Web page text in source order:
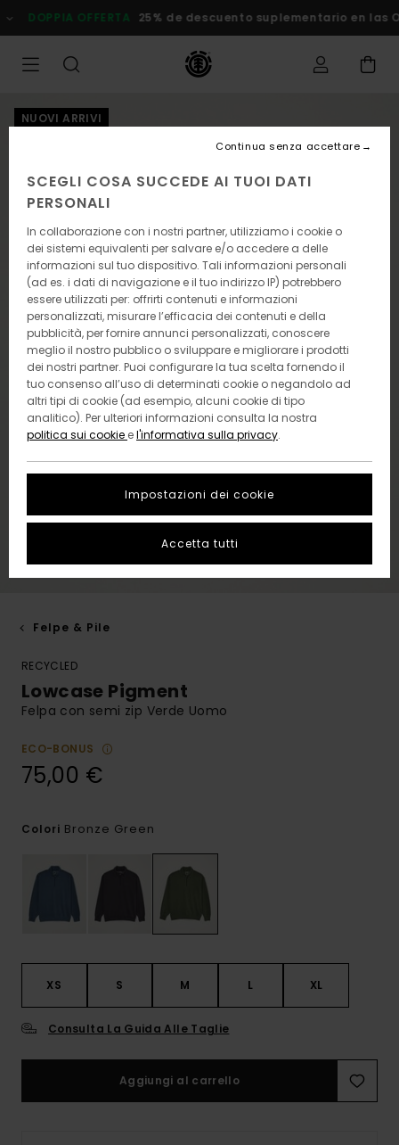
alle
informazioni
prodotto
DOPPIA OFFERTA 25% de descuento suplementario en las
NUOVI ARRIVI
Felpe & Pile
RECYCLED
Lowcase Pigment
Felpa con semi zip Verde Uomo
ECO-BONUS
75,00 €
Colori Bronze Green
XS S M L XL
Consulta La Guida Alle Taglie
Aggiungi al carrello
SCEGLI COSA SUCCEDE AI TUOI DATI
PERSONALI
In collaborazione con i nostri partner, utilizziamo i cookie o
dei sistemi equivalenti per salvare e/o accedere a delle
informazioni sul tuo dispositivo. Tali informazioni personali
(ad es. i dati di navigazione e il tuo indirizzo IP) potrebbero
essere utilizzati per: offrirti contenuti e informazioni
personalizzati, misurare l’efficacia dei contenuti e della
pubblicità, per fornire annunci personalizzati, conoscere
meglio il nostro pubblico o sviluppare e migliorare i prodotti
dei nostri partner. Puoi configurare la tua scelta fornendo il
tuo consenso all’uso di determinati cookie o negandolo ad
altri tipi di cookie (ad esempio, alcuni cookie di tipo
analitico). Per ulteriori informazioni consulta la nostra
politica sui cookie el'informativa sulla privacy.
Impostazioni dei cookie
Continua senza accettare
Accetta tutti